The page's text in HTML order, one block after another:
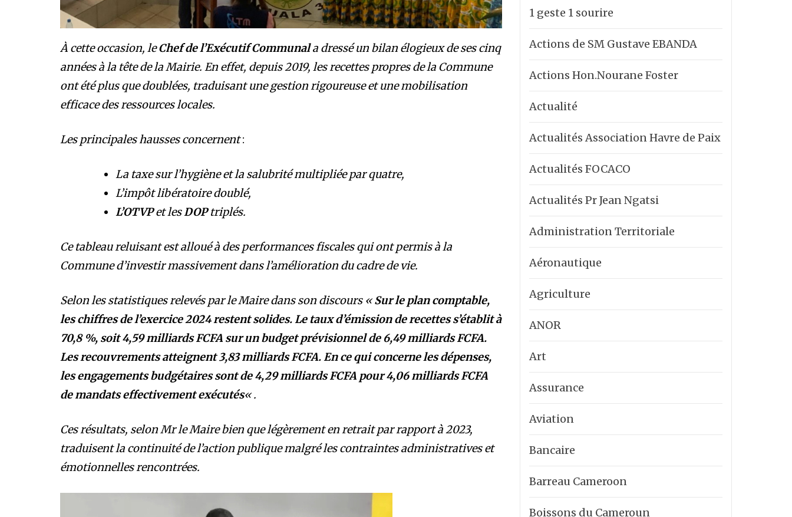
À cette occasion, leChef de l’Exécutif Communala dressé un bilan élogieux de ses cinq
années à la tête de la Mairie. En effet, depuis 2019, les recettes propres de la Commune
ont été plus que doublées, traduisant une gestion rigoureuse et une mobilisation
efficace des ressources locales.
Les principales hausses concernent:
La taxe sur l’hygiène et la salubrité multipliée par quatre,
L’impôt libératoire doublé,
L’OTVPet lesDOPtriplés.
Ce tableau reluisant est alloué à des performances fiscales qui ont permis à la
Commune d’investir massivement dans l’amélioration du cadre de vie.
Selon les statistiques relevés par le Maire dans son discours «Sur le plan comptable,
les chiffres de l’exercice 2024 restent solides. Le taux d’émission de recettes s’établit à
70,8 %, soit 4,59 milliards FCFA sur un budget prévisionnel de 6,49 milliards FCFA.
Les recouvrements atteignent 3,83 milliards FCFA. En ce qui concerne les dépenses,
les engagements budgétaires sont de 4,29 milliards FCFA pour 4,06 milliards FCFA
de mandats effectivement exécutés« .
Ces résultats, selon Mr le Maire bien que légèrement en retrait par rapport à 2023,
traduisent la continuité de l’action publique malgré les contraintes administratives et
émotionnelles rencontrées.
1 geste 1 sourire
Actions de SM Gustave EBANDA
Actions Hon.Nourane Foster
Actualité
Actualités Association Havre de Paix
Actualités FOCACO
Actualités Pr Jean Ngatsi
Administration Territoriale
Aéronautique
Agriculture
ANOR
Art
Assurance
Aviation
Bancaire
Barreau Cameroon
Boissons du Cameroun